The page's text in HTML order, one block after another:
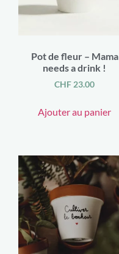
Pot de fleur – Mama
needs a drink !
CHF 23.00
Ajouter au panier